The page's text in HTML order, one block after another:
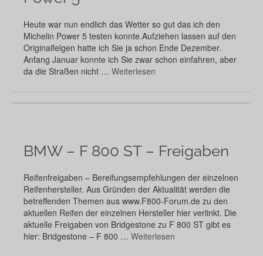
Heute war nun endlich das Wetter so gut das ich den
Michelin Power 5 testen konnte.Aufziehen lassen auf den
Originalfelgen hatte ich Sie ja schon Ende Dezember.
Anfang Januar konnte ich Sie zwar schon einfahren, aber
da die Straßen nicht … Weiterlesen
BMW – F 800 ST – Freigaben
Reifenfreigaben – Bereifungsempfehlungen der einzelnen
Reifenhersteller. Aus Gründen der Aktualität werden die
betreffenden Themen aus www.F800-Forum.de zu den
aktuellen Reifen der einzelnen Hersteller hier verlinkt. Die
aktuelle Freigaben von Bridgestone zu F 800 ST gibt es
hier: Bridgestone – F 800 … Weiterlesen